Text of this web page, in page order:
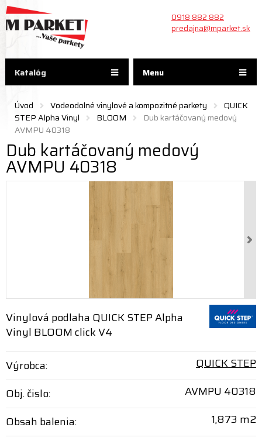
Menu
0918 882 882
predajna@mparket.sk
Úvod Vodeodolné vinylové a kompozitné parkety
QUICK
STEP Alpha Vinyl
BLOOM
Dub kartáčovaný medový
AVMPU 40318
Dub kartáčovaný medový
AVMPU 40318
Vinylová podlaha QUICK STEP Alpha
Vinyl BLOOM click V4
Výrobca:
QUICK STEP
Obj. čislo:
AVMPU 40318
Obsah balenia:
1,873 m2
Katalóg